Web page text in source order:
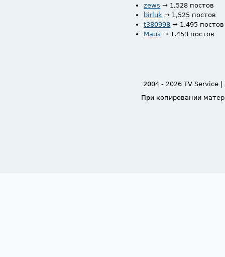
zews → 1,528 постов
birluk → 1,525 постов
t380998 → 1,495 постов
Maus → 1,453 постов
2004 - 2026 TV Service |
При копировании